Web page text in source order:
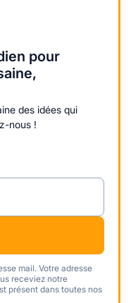
pour
des idées qui
nous !
mail. Votre adresse
receviez notre
présent dans toutes nos